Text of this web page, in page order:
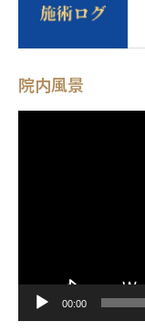
院内風景
動
00:00